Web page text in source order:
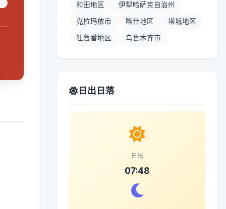
和田地区 伊犁哈萨克自治州
克拉玛依市 喀什地区 塔城地区
吐鲁番地区 乌鲁木齐市
日出日落
日出
07:48